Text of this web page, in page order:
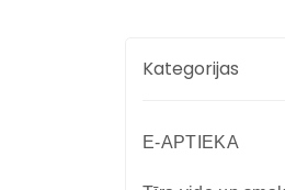
Kategorijas
E-APTIEKA